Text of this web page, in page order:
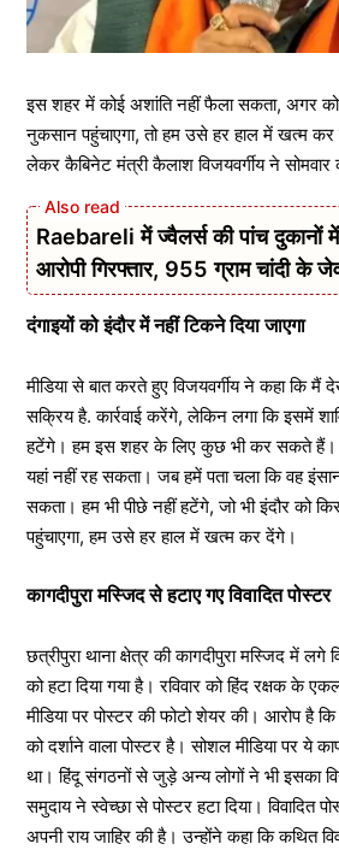
इस शहर में कोई अशांति नहीं फैला सकता, अगर
नुकसान पहुंचाएगा, तो हम उसे हर हाल में खत्म कर
लेकर कैबिनेट मंत्री कैलाश विजयवर्गीय ने सोमवार
Raebareli में ज्वैलर्स की पांच दुकानों
आरोपी गिरफ्तार, 955 ग्राम चांदी के
दंगाइयों को इंदौर में नहीं टिकने दिया जाएगा
मीडिया से बात करते हुए विजयवर्गीय ने कहा कि मैं
सक्रिय है. कार्रवाई करेंगे, लेकिन लगा कि इसमें
हटेंगे। हम इस शहर के लिए कुछ भी कर सकते हैं।
यहां नहीं रह सकता। जब हमें पता चला कि वह
सकता। हम भी पीछे नहीं हटेंगे, जो भी इंदौर को
पहुंचाएगा, हम उसे हर हाल में खत्म कर देंगे।
कागदीपुरा मस्जिद से हटाए गए विवादित पोस्टर
छत्रीपुरा थाना क्षेत्र की कागदीपुरा मस्जिद में लगे
को हटा दिया गया है। रविवार को हिंद रक्षक के
मीडिया पर पोस्टर की फोटो शेयर की। आरोप है
को दर्शाने वाला पोस्टर है। सोशल मीडिया पर ये
था। हिंदू संगठनों से जुड़े अन्य लोगों ने भी इसका
समुदाय ने स्वेच्छा से पोस्टर हटा दिया। विवादित
अपनी राय जाहिर की है। उन्होंने कहा कि कथित